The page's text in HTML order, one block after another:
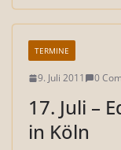
TERMINE
9. Juli 2011 0
17. Juli –
in Köln